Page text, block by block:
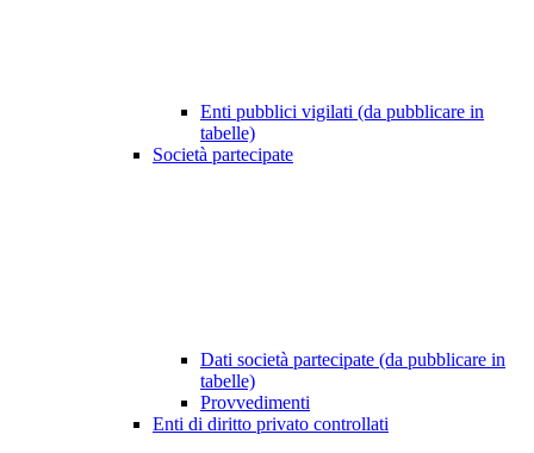
Enti pubblici vigilati (da pubblicare in
tabelle)
Società partecipate
Dati società partecipate (da pubblicare in
tabelle)
Provvedimenti
Enti di diritto privato controllati